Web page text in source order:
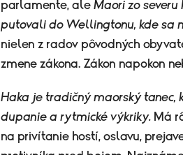
parlamente, ale Maori zo
putovali do Wellingtonu, kde sa
nielen z radov pôvodných
zmene zákona. Zákon napokon
Haka je tradičný maorský tanec,
dupanie a rytmické výkriky. Má
na privítanie hostí, oslavu,